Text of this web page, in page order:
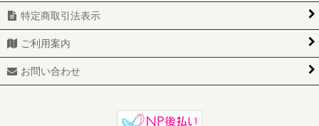
特定商取引法表示
ご利用案内
お問い合わせ